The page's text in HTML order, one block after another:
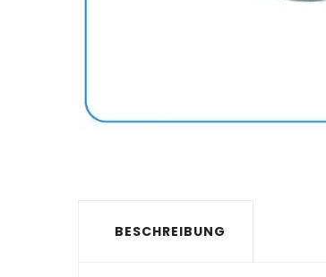
BESCHREIBUNG